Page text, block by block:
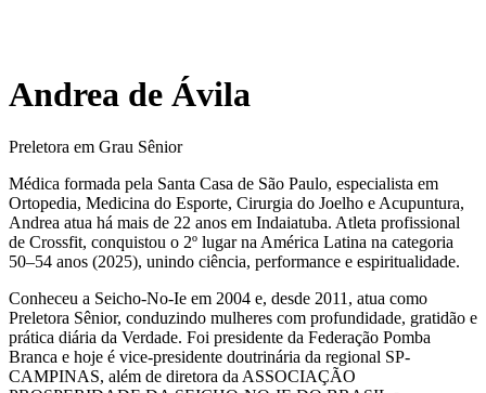
Andrea de Ávila
Preletora em Grau Sênior
Médica formada pela Santa Casa de São Paulo, especialista em
Ortopedia, Medicina do Esporte, Cirurgia do Joelho e Acupuntura,
Andrea atua há mais de 22 anos em Indaiatuba. Atleta profissional
de Crossfit, conquistou o 2º lugar na América Latina na categoria
50–54 anos (2025), unindo ciência, performance e espiritualidade.
Conheceu a Seicho-No-Ie em 2004 e, desde 2011, atua como
Preletora Sênior, conduzindo mulheres com profundidade, gratidão e
prática diária da Verdade. Foi presidente da Federação Pomba
Branca e hoje é vice-presidente doutrinária da regional SP-
CAMPINAS, além de diretora da ASSOCIAÇÃO